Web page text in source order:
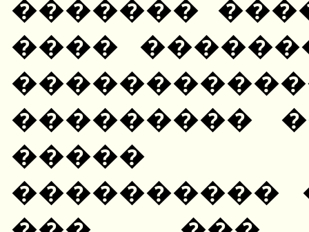
�������
����
���������
�����
����������